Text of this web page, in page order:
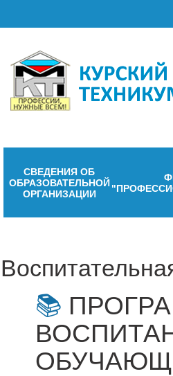
СВЕДЕНИЯ ОБ
ОБРАЗОВАТЕЛЬНОЙ
ОРГАНИЗАЦИИ